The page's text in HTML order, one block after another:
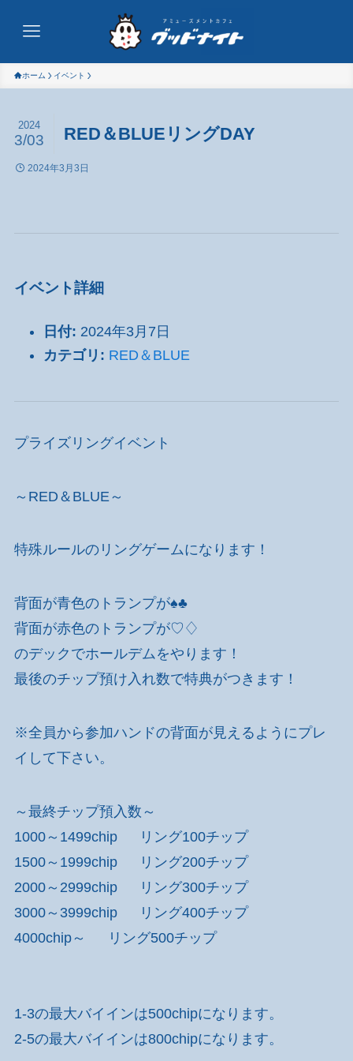
ホーム イベント
RED＆BLUEリングDAY
2024
3/03
2024年3月3日
イベント詳細
日付: 2024年3月7日
カテゴリ: RED＆BLUE
プライズリングイベント
～ RED＆BLUE ～
特殊ルールのリングゲームになります！
背面が青色のトランプが♠♣
背面が赤色のトランプが♡♢
のデックでホールデムをやります！
最後のチップ預け入れ数で特典がつきます！
※全員から参加ハンドの背面が見えるようにプレ
イして下さい。
～最終チップ預入数～
1000～1499chip リング100チップ
1500～1999chip
リング200チップ
2000～2999chip リング300チップ
3000～3999chip リング400チップ
4000chip～ リング500チップ
1-3の最大バイインは500chipになります。
2-5の最大バイインは800chipになります。